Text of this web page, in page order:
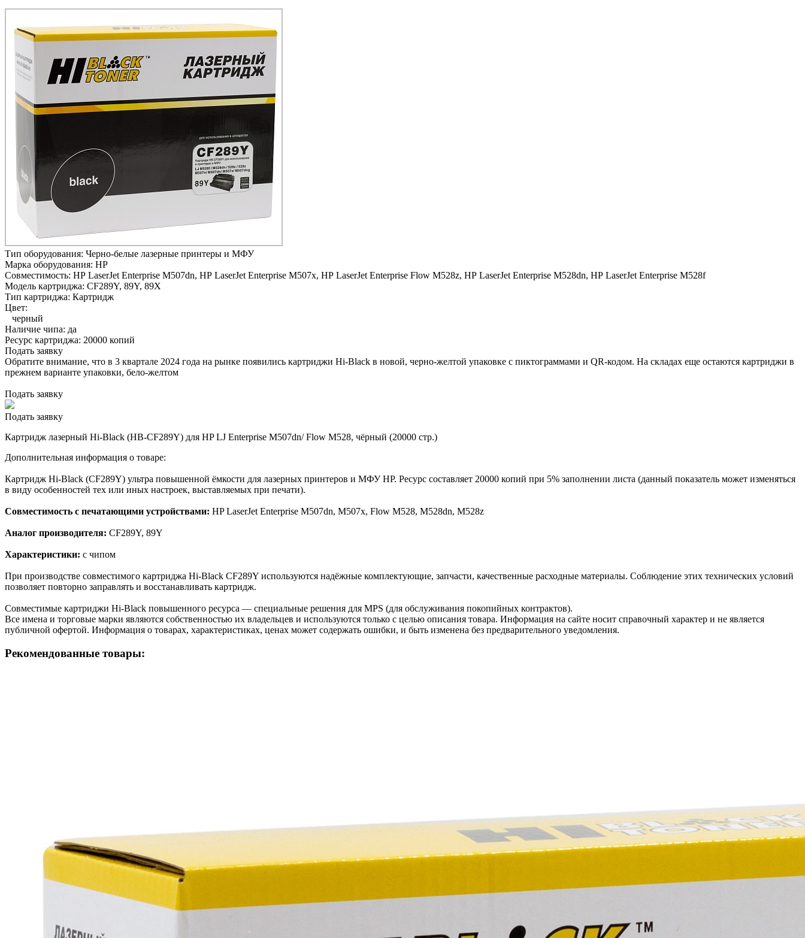
Тип оборудования: Черно-белые лазерные принтеры и МФУ
Марка оборудования: HP
Совместимость: HP LaserJet Enterprise M507dn, HP LaserJet Enterprise M507x, HP LaserJet Enterprise Flow M528z, HP LaserJet Enterprise M528dn, HP LaserJet Enterprise M528f
Модель картриджа: CF289Y, 89Y, 89X
Тип картриджа: Картридж
Цвет:
черный
Наличие чипа: да
Ресурс картриджа: 20000 копий
Подать заявку
Обратите внимание, что в 3 квартале 2024 года на рынке появились картриджи Hi-Black в новой, черно-желтой упаковке с пиктограммами и QR-кодом. На складах еще остаются картриджи в
прежнем варианте упаковки, бело-желтом
Подать заявку
Подать заявку
Картридж лазерный Hi-Black (HB-CF289Y) для HP LJ Enterprise M507dn/ Flow M528, чёрный (20000 стр.)
Дополнительная информация о товаре:
Картридж Hi-Black (CF289Y) ультра повышенной ёмкости для лазерных принтеров и МФУ HP. Ресурс составляет 20000 копий при 5% заполнении листа (данный показатель может изменяться
в виду особенностей тех или иных настроек, выставляемых при печати).
Совместимость с печатающими устройствами: HP LaserJet Enterprise M507dn, M507x, Flow M528, M528dn, M528z
Аналог производителя: CF289Y, 89Y
Характеристики: с чипом
При производстве совместимого картриджа Hi-Black CF289Y используются надёжные комплектующие, запчасти, качественные расходные материалы. Соблюдение этих технических условий
позволяет повторно заправлять и восстанавливать картридж.
Cовместимые картриджи Hi-Black повышенного ресурса — специальные решения для MPS (для обслуживания покопийных контрактов).
Все имена и торговые марки являются собственностью их владельцев и используются только с целью описания товара. Информация на сайте носит справочный характер и не является
публичной офертой. Информация о товарах, характеристиках, ценах может содержать ошибки, и быть изменена без предварительного уведомления.
Рекомендованные товары: